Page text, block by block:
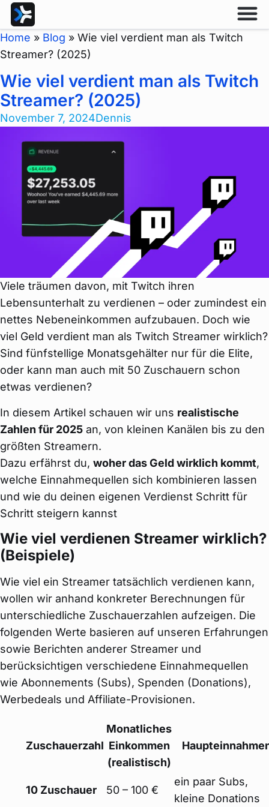
Home » Blog » Wie viel verdient man als Twitch
Streamer? (2025)
Wie viel verdient man als Twitch
Streamer? (2025)
November 7, 2024Dennis
Viele träumen davon, mit Twitch ihren
Lebensunterhalt zu verdienen – oder zumindest ein
nettes Nebeneinkommen aufzubauen. Doch wie
viel Geld verdient man als Twitch Streamer wirklich?
Sind fünfstellige Monatsgehälter nur für die Elite,
oder kann man auch mit 50 Zuschauern schon
etwas verdienen?
In diesem Artikel schauen wir uns realistische
Zahlen für 2025 an, von kleinen Kanälen bis zu den
größten Streamern.
Dazu erfährst du, woher das Geld wirklich kommt,
welche Einnahmequellen sich kombinieren lassen
und wie du deinen eigenen Verdienst Schritt für
Schritt steigern kannst
Wie viel verdienen Streamer wirklich?
(Beispiele)
Wie viel ein Streamer tatsächlich verdienen kann,
wollen wir anhand konkreter Berechnungen für
unterschiedliche Zuschauerzahlen aufzeigen. Die
folgenden Werte basieren auf unseren Erfahrungen
sowie Berichten anderer Streamer und
berücksichtigen verschiedene Einnahmequellen
wie Abonnements (Subs), Spenden (Donations),
Werbedeals und Affiliate-Provisionen.
Zuschauerzahl
Monatliches
Einkommen
(realistisch)
10 Zuschauer 50 – 100 €
ein paar Subs,
kleine Donations